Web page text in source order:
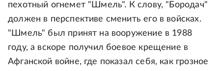
пехотный огнемет "Шмель". К слову, "Бородач"
должен в перспективе сменить его в войсках.
"Шмель" был принят на вооружение в 1988
году, а вскоре получил боевое крещение в
Афганской войне, где показал себя, как грозное